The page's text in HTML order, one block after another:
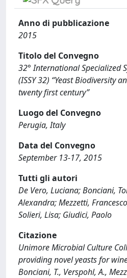
Anno di pubblicazione
2015
Titolo del Convegno
32° International Specialized
(ISSY 32) “Yeast Biodiversity
twenty first century”
Luogo del Convegno
Perugia, Italy
Data del Convegno
September 13-17, 2015
Tutti gli autori
De Vero, Luciana; Bonciani,
Alexandra; Mezzetti,
Solieri, Lisa; Giudici, Paolo
Citazione
Unimore Microbial Culture
providing novel yeasts for
Bonciani, T., Verspohl, A.,